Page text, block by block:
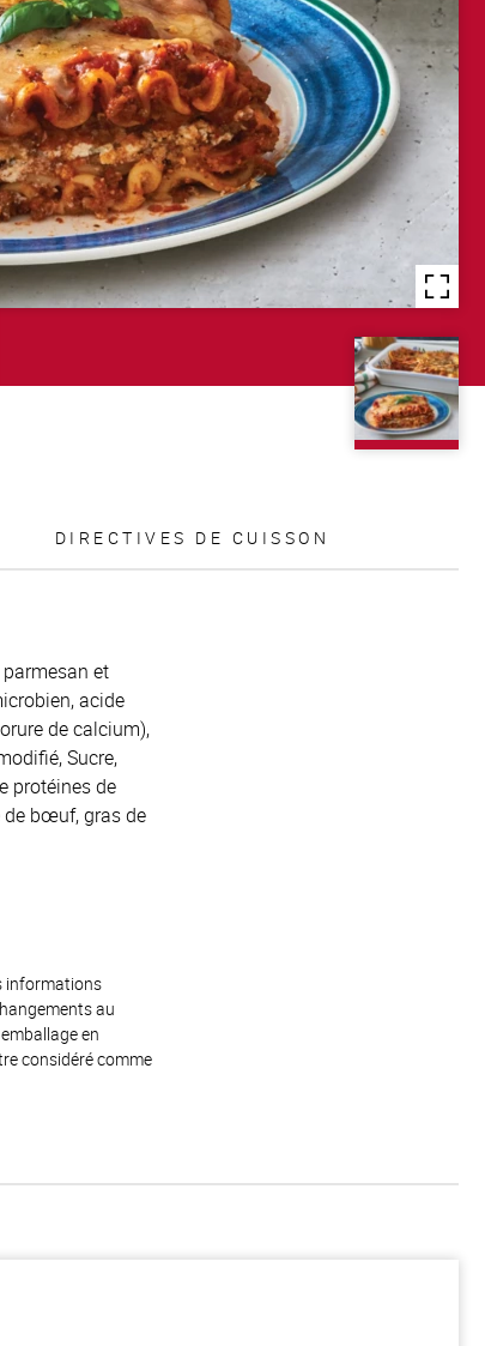
DIRECTIVES DE CUISSON
et
acide
de calcium),
Sucre,
protéines de
de bœuf, gras de
informations
au
en
considéré comme